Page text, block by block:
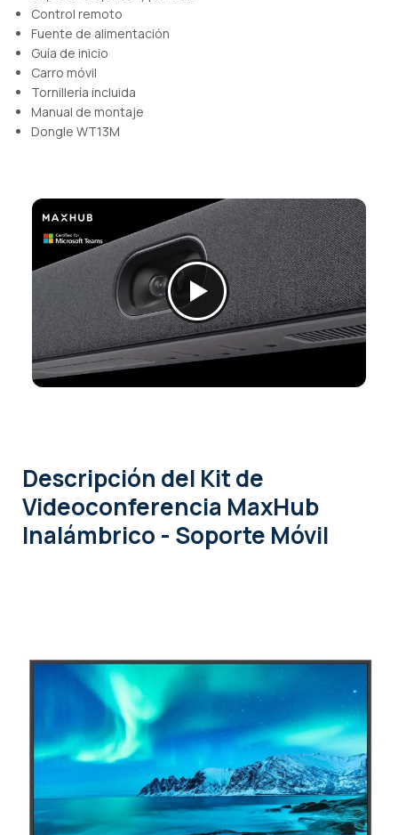
Control remoto
Fuente de alimentación
Guía de inicio
Carro móvil
Tornillería incluida
Manual de montaje
Dongle WT13M
Descripción del Kit de
Videoconferencia MaxHub
Inalámbrico - Soporte Móvil